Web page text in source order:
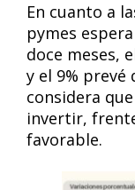
En cuanto a
pymes
doce meses,
y el 9% prevé
considera
invertir,
favorable.